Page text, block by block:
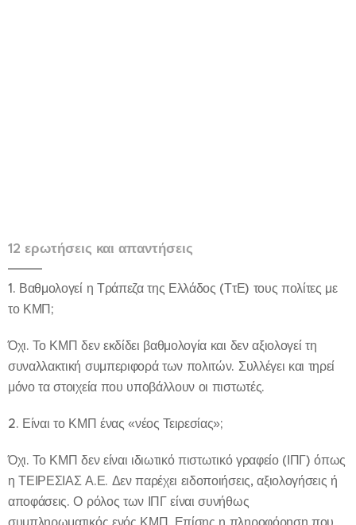
12 ερωτήσεις και απαντήσεις
1. Βαθμολογεί η Τράπεζα της Ελλάδος (ΤτΕ) τους πολίτες με
το ΚΜΠ;
Όχι. Το ΚΜΠ δεν εκδίδει βαθμολογία και δεν αξιολογεί τη
συναλλακτική συμπεριφορά των πολιτών. Συλλέγει και τηρεί
μόνο τα στοιχεία που υποβάλλουν οι πιστωτές.
2. Είναι το ΚΜΠ ένας «νέος Τειρεσίας»;
Όχι. Το ΚΜΠ δεν είναι ιδιωτικό πιστωτικό γραφείο (ΙΠΓ) όπως
η ΤΕΙΡΕΣΙΑΣ Α.Ε. Δεν παρέχει ειδοποιήσεις, αξιολογήσεις ή
αποφάσεις. Ο ρόλος των ΙΠΓ είναι συνήθως
συμπληρωματικός ενός ΚΜΠ. Επίσης η πληροφόρηση που